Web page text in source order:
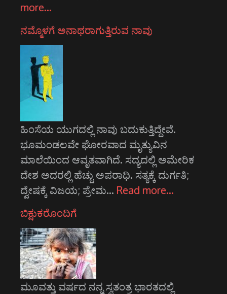
more…
ನಮ್ಮೊಳಗೆ ಅನಾಥರಾಗುತ್ತಿರುವ ನಾವು
ಹಿಂಸೆಯ ಯುಗದಲ್ಲಿ ನಾವು ಬದುಕುತ್ತಿದ್ದೇವೆ.
ಭೂಮಂಡಲವೇ ಘೋರವಾದ ಮೃತ್ಯುವಿನ
ಮಾಲೆಯಿಂದ ಆವೃತವಾಗಿದೆ. ಸದ್ಯದಲ್ಲಿ ಅಮೇರಿಕ
ದೇಶ ಅದರಲ್ಲಿ ಹೆಚ್ಚು ಅಪರಾಧಿ. ಸತ್ಯಕ್ಕೆ ದುರ್ಗತಿ;
ದ್ವೇಷಕ್ಕೆ ವಿಜಯ; ಪ್ರೇಮ… Read more…
ಬಿಕ್ಷುಕರೊಂದಿಗೆ
ಮೂವತ್ತು ವರ್ಷದ ನನ್ನ ಸ್ವತಂತ್ರ ಭಾರತದಲ್ಲಿ